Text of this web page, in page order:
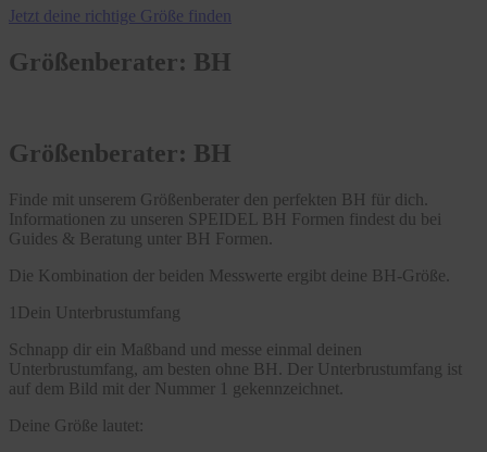
Jetzt deine richtige Größe finden
Größenberater: BH
Größenberater: BH
Finde mit unserem Größenberater den perfekten BH für dich.
Informationen zu unseren SPEIDEL BH Formen findest du bei
Guides & Beratung unter BH Formen.
Die Kombination der beiden Messwerte ergibt deine BH-Größe.
1 Dein Unterbrustumfang
Schnapp dir ein Maßband und messe einmal deinen
Unterbrustumfang, am besten ohne BH. Der Unterbrustumfang ist
auf dem Bild mit der Nummer 1 gekennzeichnet.
Deine Größe lautet: